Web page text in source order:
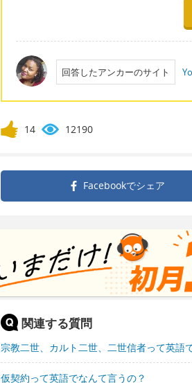
回答したアンカーのサイト
14 12190
Facebookでシェア
関連する質問
宗教二世、カルト二世、二世信者って英語
仮契約って英語でなんて言うの？